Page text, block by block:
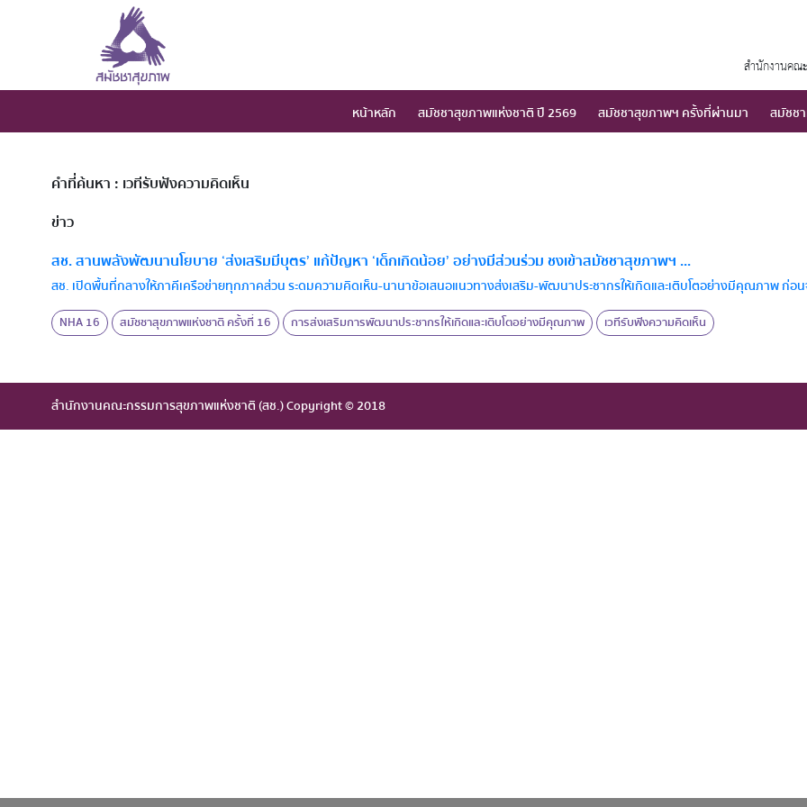
สำนักงานคณ
หน้าหลัก สมัชชาสุขภาพแห่งชาติ ปี 2569 สมัชชาสุขภาพฯ ครั้งที่ผ่านมา สมัชชา
คำที่ค้นหา : เวทีรับฟังความคิดเห็น
ข่าว
สช. สานพลังพัฒนานโยบาย ‘ส่งเสริมมีบุตร’ แก้ปัญหา ‘เด็กเกิดน้อย’ อย่างมีส่วนร่วม ชงเข้าสมัชชาสุขภาพฯ ...
สช. เปิดพื้นที่กลางให้ภาคีเครือข่ายทุกภาคส่วน ระดมความคิดเห็น-นานาข้อเสนอแนวทางส่งเสริม-พัฒนาประชากรให้เกิดและเติบโตอย่างมีคุณภาพ ก่อ
NHA 16 สมัชชาสุขภาพแห่งชาติ ครั้งที่ 16 การส่งเสริมการพัฒนาประชากรให้เกิดและเติบโตอย่างมีคุณภาพ เวทีรับฟังความคิดเห็น
สำนักงานคณะกรรมการสุขภาพแห่งชาติ (สช.) Copyright © 2018